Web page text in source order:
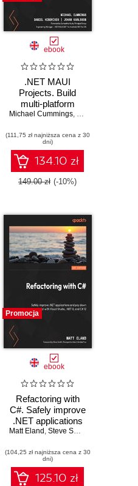
Miguel Angel Teheran Garcia
ebook
.NET MAUI
Projects. Build
multi-platform
desktop and
scratch using C#
and Visual Studio
2022 - Third Edition
Michael Cummings, Daniel Hindrikes
(111,75 zł najniższa cena z 30
dni)
134.10 zł
149.00 zł (-10%)
Promocja
ebook
Refactoring with
C#. Safely improve
.NET applications
and pay down
Visual Studio,
.NET 8, and C# 12
Matt Eland , Steve Smith
(104,25 zł najniższa cena z 30
dni)
125.10 zł